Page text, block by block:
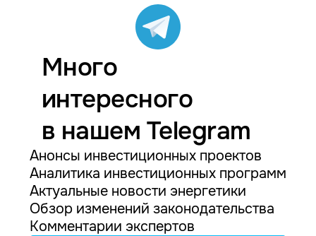
Много
интересного
в нашем Telegram
Анонсы инвестиционных проектов
Аналитика инвестиционных программ
Актуальные новости энергетики
Обзор изменений законодательства
Комментарии экспертов